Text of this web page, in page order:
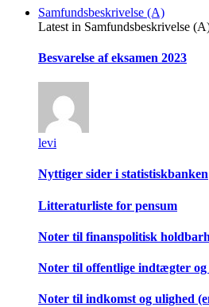
Samfundsbeskrivelse (A)
Latest in Samfundsbeskrivelse
Besvarelse af eksamen 2023
levi
Nyttiger sider i statistiskbanken
Litteraturliste for pensum
Noter til finanspolitisk
Noter til offentlige indtægter og
Noter til indkomst og ulighed